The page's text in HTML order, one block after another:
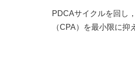
PDCAサイクルを回し
（CPA）を最小限に抑